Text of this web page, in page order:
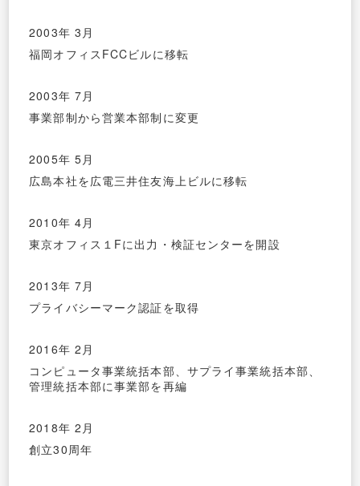
2003年 3月
福岡オフィスFCCビルに移転
2003年 7月
事業部制から営業本部制に変更
2005年 5月
広島本社を広電三井住友海上ビルに移転
2010年 4月
東京オフィス１Fに出力・検証センターを開設
2013年 7月
プライバシーマーク認証を取得
2016年 2月
コンピュータ事業統括本部、サプライ事業統括本部、
管理統括本部に事業部を再編
2018年 2月
創立30周年